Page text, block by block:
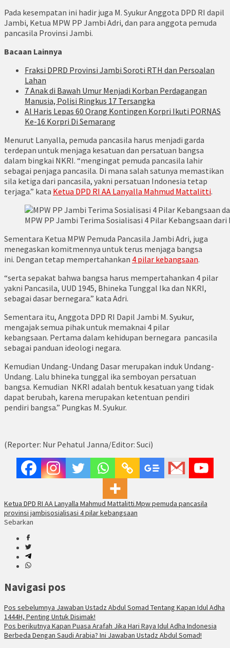
Pada kesempatan ini hadir juga M. Syukur Anggota DPD RI dapil
Jambi, Ketua MPW PP Jambi Adri, dan para anggota pemuda
pancasila Provinsi Jambi.
Bacaan Lainnya
Fraksi DPRD Provinsi Jambi Soroti RTH dan Persoalan
Lahan
7 Anak di Bawah Umur Menjadi Korban Perdagangan
Manusia, Polisi Ringkus 17 Tersangka
Al Haris Lepas 60 Orang Kontingen Korpri Ikuti PORNAS
Ke-16 Korpri Di Semarang
Menurut Lanyalla, pemuda pancasila harus menjadi garda
terdepan untuk menjaga kesatuan dan persatuan bangsa
dalam bingkai NKRI. “mengingat pemuda pancasila lahir
sebagai penjaga pancasila. Di mana salah satunya memastikan
sila ketiga dari pancasila, yakni persatuan Indonesia tetap
terjaga.” kata Ketua DPD RI AA Lanyalla Mahmud Mattalitti.
MPW PP Jambi Terima Sosialisasi 4 Pilar Kebangsaan dari
Sementara Ketua MPW Pemuda Pancasila Jambi Adri, juga
menegaskan komitmennya untuk terus menjaga bangsa
ini. Dengan tetap mempertahankan 4 pilar kebangsaan.
“serta sepakat bahwa bangsa harus mempertahankan 4 pilar
yakni Pancasila, UUD 1945, Bhineka Tunggal Ika dan NKRI,
sebagai dasar bernegara.” kata Adri.
Sementara itu, Anggota DPD RI Dapil Jambi M. Syukur,
mengajak semua pihak untuk memaknai 4 pilar
kebangsaan. Pertama dalam kehidupan bernegara pancasila
sebagai panduan ideologi negara.
Kemudian Undang-Undang Dasar merupakan induk Undang-
Undang. Lalu bhineka tunggal ika semboyan persatuan
bangsa. Kemudian NKRI adalah bentuk kesatuan yang tidak
dapat berubah, karena merupakan ketentuan pendiri
pendiri bangsa.” Pungkas M. Syukur.
(Reporter: Nur Pehatul Janna/Editor: Suci)
Ketua DPD RI AA Lanyalla Mahmud Mattalitti.Mpw pemuda pancasila
provinsi jambisosialisasi 4 pilar kebangsaan
Sebarkan
Navigasi pos
Pos sebelumnya Jawaban Ustadz Abdul Somad Tentang Kapan Idul Adha
1444H, Penting Untuk Disimak!
Pos berikutnya Kapan Puasa Arafah Jika Hari Raya Idul Adha Indonesia
Berbeda Dengan Saudi Arabia? Ini Jawaban Ustadz Abdul Somad!